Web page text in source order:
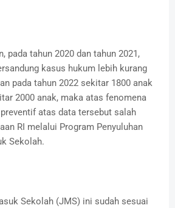
pada tahun 2020 dan tahun 2021,
kasus hukum lebih kurang
pada tahun 2022 sekitar 1800 anak
2000 anak, maka atas fenomena
atas data tersebut salah
RI melalui Program Penyuluhan
Sekolah.
Sekolah (JMS) ini sudah sesuai